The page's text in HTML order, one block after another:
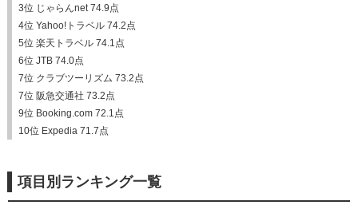
3位 じゃらんnet 74.9点
4位 Yahoo!トラベル 74.2点
5位 楽天トラベル 74.1点
6位 JTB 74.0点
7位 クラブツーリズム 73.2点
7位 阪急交通社 73.2点
9位 Booking.com 72.1点
10位 Expedia 71.7点
項目別ランキング一覧